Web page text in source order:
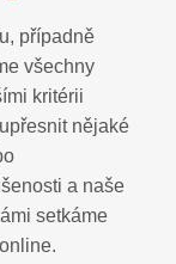
, případně
všechny
kritérii
nějaké
a naše
setkáme